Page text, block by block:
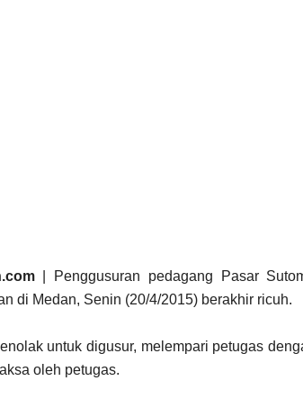
| Penggusuran pedagang Pasar
di Medan, Senin (20/4/2015) berakhir ricuh.
untuk digusur, melempari petugas
oleh petugas.